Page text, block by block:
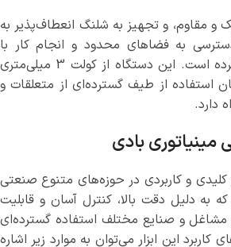
و مقاوم، و تجهیز به شلنگ انعطاف‌پذیر به
دسترسی به فضاهای محدود و انجام کار با
بالاترین دقت را فراهم کرده است. این دستگاه از کولت 3 میلی‌متری
استفاده از طیف گسترده‌ای از متعلقات و
دارد.
مینیاتوری بادی
کلیدی و کاربردی در حوزه‌های متنوع صنعتی
به دلیل دقت بالا، کنترل آسان و قابلیت
مشاغل و صنایع مختلف استفاده گسترده‌ای
کاربرد این ابزار می‌توان به موارد زیر اشاره